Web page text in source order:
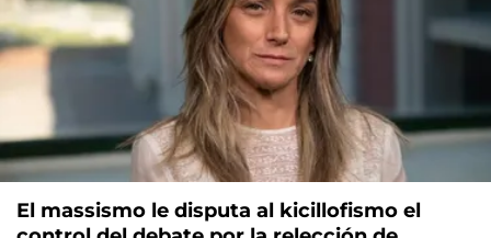
El massismo le disputa al kicillofismo el